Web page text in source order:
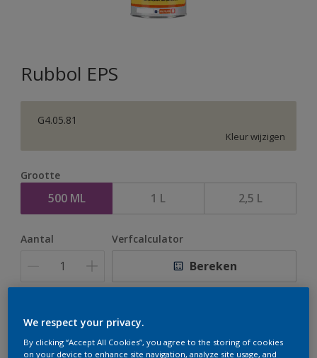
Rubbol EPS
G4.05.81
Kleur wijzigen
Grootte
500 ML 1 L 2,5 L
Aantal Verfcalculator
Bereken
Op dit moment is het niet mogelijk dit product online
te bestellen. Houd de website in de gaten, we werken
er hard aan om de voorraad aan te vullen.
We respect your privacy.
By clicking “Accept All Cookies”, you agree to the storing of cookies
on your device to enhance site navigation, analyze site usage, and